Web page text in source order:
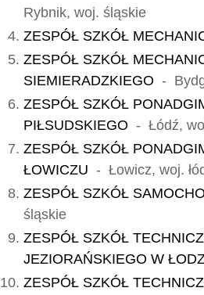
Rybnik, woj. śląskie
ZESPÓŁ SZKÓŁ
ZESPÓŁ SZKÓŁ
SIEMIERADZKIEGO -
ZESPÓŁ SZKÓŁ
PIŁSUDSKIEGO - Łódź,
ZESPÓŁ SZKÓŁ
ŁOWICZU - Łowicz, woj.
ZESPÓŁ SZKÓŁ
śląskie
ZESPÓŁ SZKÓŁ
JEZIORAŃSKIEGO W
ZESPÓŁ SZKÓŁ